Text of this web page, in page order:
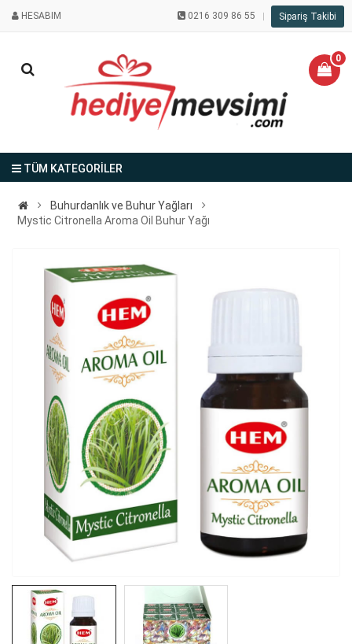
HESABIM 0216 309 86 55 Sipariş Takibi
0
TÜM KATEGORİLER
Buhurdanlık ve Buhur Yağları
Mystic Citronella Aroma Oil Buhur Yağı